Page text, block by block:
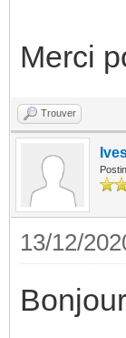
Merci
Trouver
13/12/